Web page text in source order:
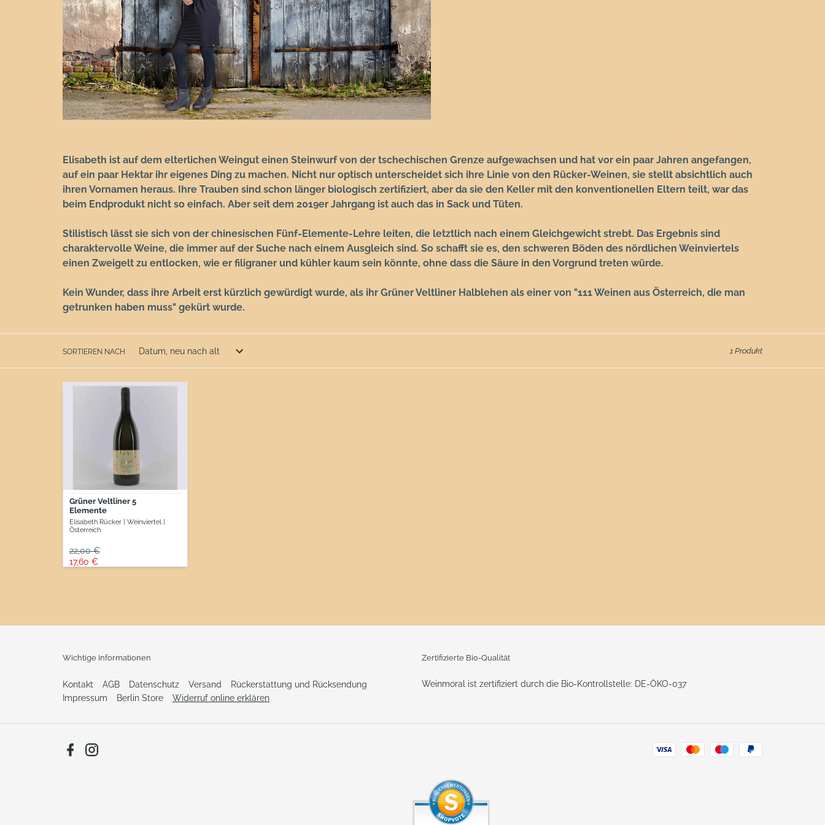
:
Elisabeth ist auf dem elterlichen Weingut einen Steinwurf von der tschechischen Grenze aufgewachsen und hat vor ein paar Jahren angefangen,
auf ein paar Hektar ihr eigenes Ding zu machen. Nicht nur optisch unterscheidet sich ihre Linie von den Rücker-Weinen, sie stellt absichtlich auch
ihren Vornamen heraus. Ihre Trauben sind schon länger biologisch zertifiziert, aber da sie den Keller mit den konventionellen Eltern teilt, war das
beim Endprodukt nicht so einfach. Aber seit dem 2019er Jahrgang ist auch das in Sack und Tüten.
Stilistisch lässt sie sich von der chinesischen Fünf-Elemente-Lehre leiten, die letztlich nach einem Gleichgewicht strebt. Das Ergebnis sind
charaktervolle Weine, die immer auf der Suche nach einem Ausgleich sind. So schafft sie es, den schweren Böden des nördlichen Weinviertels
einen Zweigelt zu entlocken, wie er filigraner und kühler kaum sein könnte, ohne dass die Säure in den Vorgrund treten würde.
Kein Wunder, dass ihre Arbeit erst kürzlich gewürdigt wurde, als ihr Grüner Veltliner Halblehen als einer von "111 Weinen aus Österreich, die man
getrunken haben muss" gekürt wurde.
SORTIEREN NACH 1 Produkt
Grüner Veltliner 5
Elemente
Elisabeth Rücker | Weinviertel |
Österreich
Normaler Preis
22,00 €
Sonderpreis
17,60 €
Wichtige Informationen
Kontakt AGB Datenschutz Versand
Rückerstattung und Rücksendung
Impressum
Berlin Store Widerruf online erklären
Zertifizierte Bio-Qualität
Weinmoral ist zertifiziert durch die Bio-Kontrollstelle: DE-ÖKO-037
Facebook